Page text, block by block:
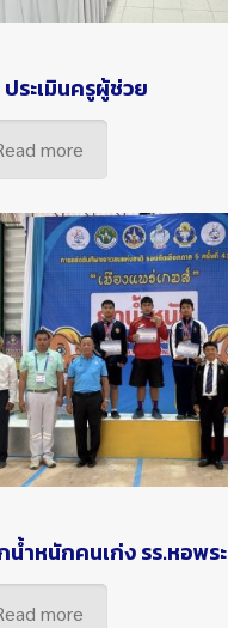
ประเมินครูผู้ช่วย
more
ำหนักคนเก่ง รร.หอพระ
more